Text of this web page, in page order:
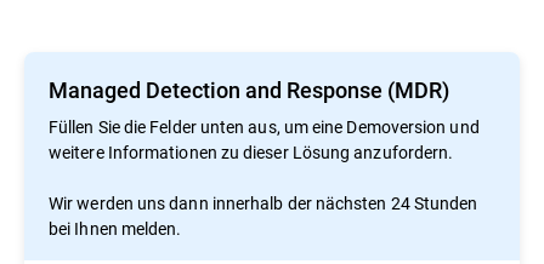
Managed Detection and Response (MDR)
Füllen Sie die Felder unten aus, um eine Demoversion und
weitere Informationen zu dieser Lösung anzufordern.
Wir werden uns dann innerhalb der nächsten 24 Stunden
bei Ihnen melden.